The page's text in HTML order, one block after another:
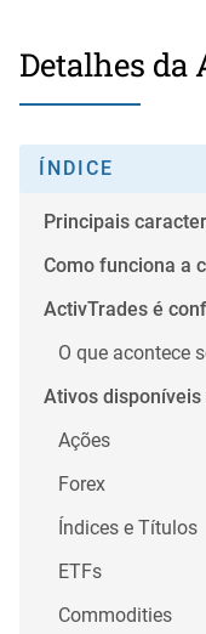
Detalhes da
ÍNDICE
Principais
Como funciona a
ActivTrades é
O que acontece
Ativos
Ações
Forex
Índices e Títulos
ETFs
Commodities